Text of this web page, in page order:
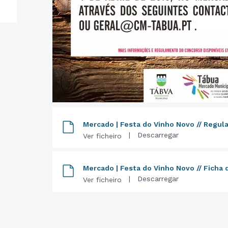
Mercado | Festa do Vinho Novo //
Ver ficheiro
| Descarregar
Mercado | Festa do Vinho Novo // Ficha
Ver ficheiro
| Descarregar